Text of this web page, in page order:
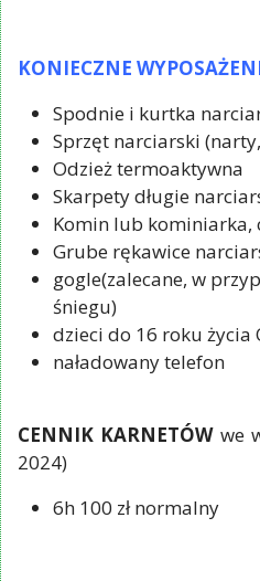
KONIECZNE
Spodnie i kurtka
Sprzęt narciarski
Odzież termoaktywna
Skarpety długie
Komin lub kominiarka,
Grube rękawice
gogle(zalecane, w
śniegu)
dzieci do 16 roku życia
naładowany telefon
CENNIK KARNETÓWwe
2024)
6h 100 zł normalny